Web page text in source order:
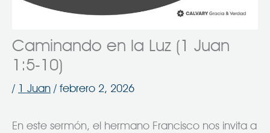
Caminando en la Luz (1 Juan
1:5-10)
/ 1 Juan / febrero 2, 2026
En este sermón, el hermano Francisco nos invita a